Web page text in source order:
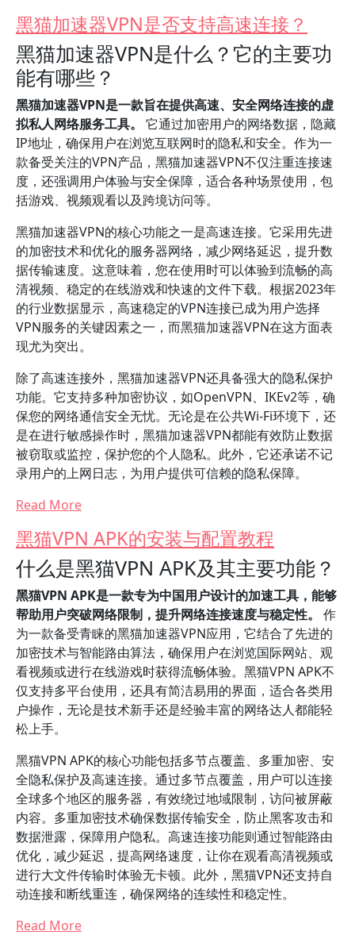
黑猫加速器VPN是否支持高速连接？
黑猫加速器VPN是什么？它的主要功
能有哪些？
黑猫加速器VPN是一款旨在提供高速、安全网络连接的虚
拟私人网络服务工具。
它通过加密用户的网络数据，隐藏
IP地址，确保用户在浏览互联网时的隐私和安全。作为一
款备受关注的VPN产品，黑猫加速器VPN不仅注重连接速
度，还强调用户体验与安全保障，适合各种场景使用，包
括游戏、视频观看以及跨境访问等。
黑猫加速器VPN的核心功能之一是高速连接。它采用先进
的加密技术和优化的服务器网络，减少网络延迟，提升数
据传输速度。这意味着，您在使用时可以体验到流畅的高
清视频、稳定的在线游戏和快速的文件下载。根据2023年
的行业数据显示，高速稳定的VPN连接已成为用户选择
VPN服务的关键因素之一，而黑猫加速器VPN在这方面表
现尤为突出。
除了高速连接外，黑猫加速器VPN还具备强大的隐私保护
功能。它支持多种加密协议，如OpenVPN、IKEv2等，确
保您的网络通信安全无忧。无论是在公共Wi-Fi环境下，还
是在进行敏感操作时，黑猫加速器VPN都能有效防止数据
被窃取或监控，保护您的个人隐私。此外，它还承诺不记
录用户的上网日志，为用户提供可信赖的隐私保障。
Read More
黑猫VPN APK的安装与配置教程
什么是黑猫VPN APK及其主要功能？
黑猫VPN APK是一款专为中国用户设计的加速工具，能够
帮助用户突破网络限制，提升网络连接速度与稳定性。
作
为一款备受青睐的黑猫加速器VPN应用，它结合了先进的
加密技术与智能路由算法，确保用户在浏览国际网站、观
看视频或进行在线游戏时获得流畅体验。黑猫VPN APK不
仅支持多平台使用，还具有简洁易用的界面，适合各类用
户操作，无论是技术新手还是经验丰富的网络达人都能轻
松上手。
黑猫VPN APK的核心功能包括多节点覆盖、多重加密、安
全隐私保护及高速连接。通过多节点覆盖，用户可以连接
全球多个地区的服务器，有效绕过地域限制，访问被屏蔽
内容。多重加密技术确保数据传输安全，防止黑客攻击和
数据泄露，保障用户隐私。高速连接功能则通过智能路由
优化，减少延迟，提高网络速度，让你在观看高清视频或
进行大文件传输时体验无卡顿。此外，黑猫VPN还支持自
动连接和断线重连，确保网络的连续性和稳定性。
Read More